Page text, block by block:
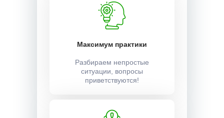
Максимум практики
Разбираем непростые
ситуации, вопросы
приветствуются!